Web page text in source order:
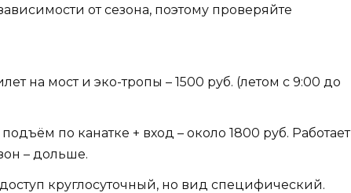
от сезона, поэтому проверяйте
на мост и эко-тропы – 1500 руб. (летом с 9:00 до
подъём по канатке + вход – около 1800 руб. Работает
– дольше.
доступ круглосуточный, но вид специфический.